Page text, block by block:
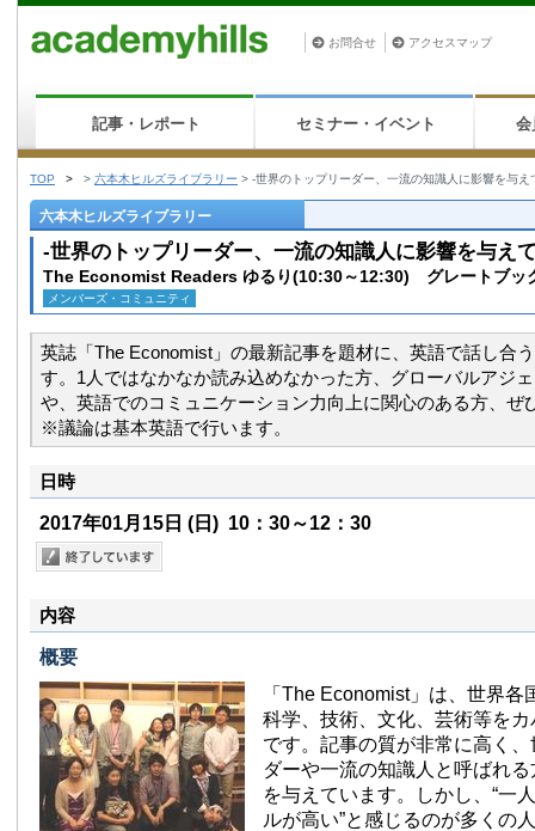
お問合せ アクセスマップ
記事・レポート セミナー・イベント 会
TOP > > 六本木ヒルズライブラリー > -世界のトップリーダー、一流の知識人に影響を与
六本木ヒルズライブラリー
-世界のトップリーダー、一流の知識人に影響を与え
The Economist Readers ゆるり(10:30～12:30) グレートブッ
メンバーズ・コミュニティ
英誌「The Economist」の最新記事を題材に、英語で話し合
す。1人ではなかなか読み込めなかった方、グローバルアジ
や、英語でのコミュニケーション力向上に関心のある方、ぜ
※議論は基本英語で行います。
日時
2017年01月15日 (日) 10：30～12：30
内容
概要
「The Economist」は、世界各
科学、技術、文化、芸術等を
です。記事の質が非常に高く
ダーや一流の知識人と呼ばれ
を与えています。しかし、“一
ルが高い”と感じるのが多くの